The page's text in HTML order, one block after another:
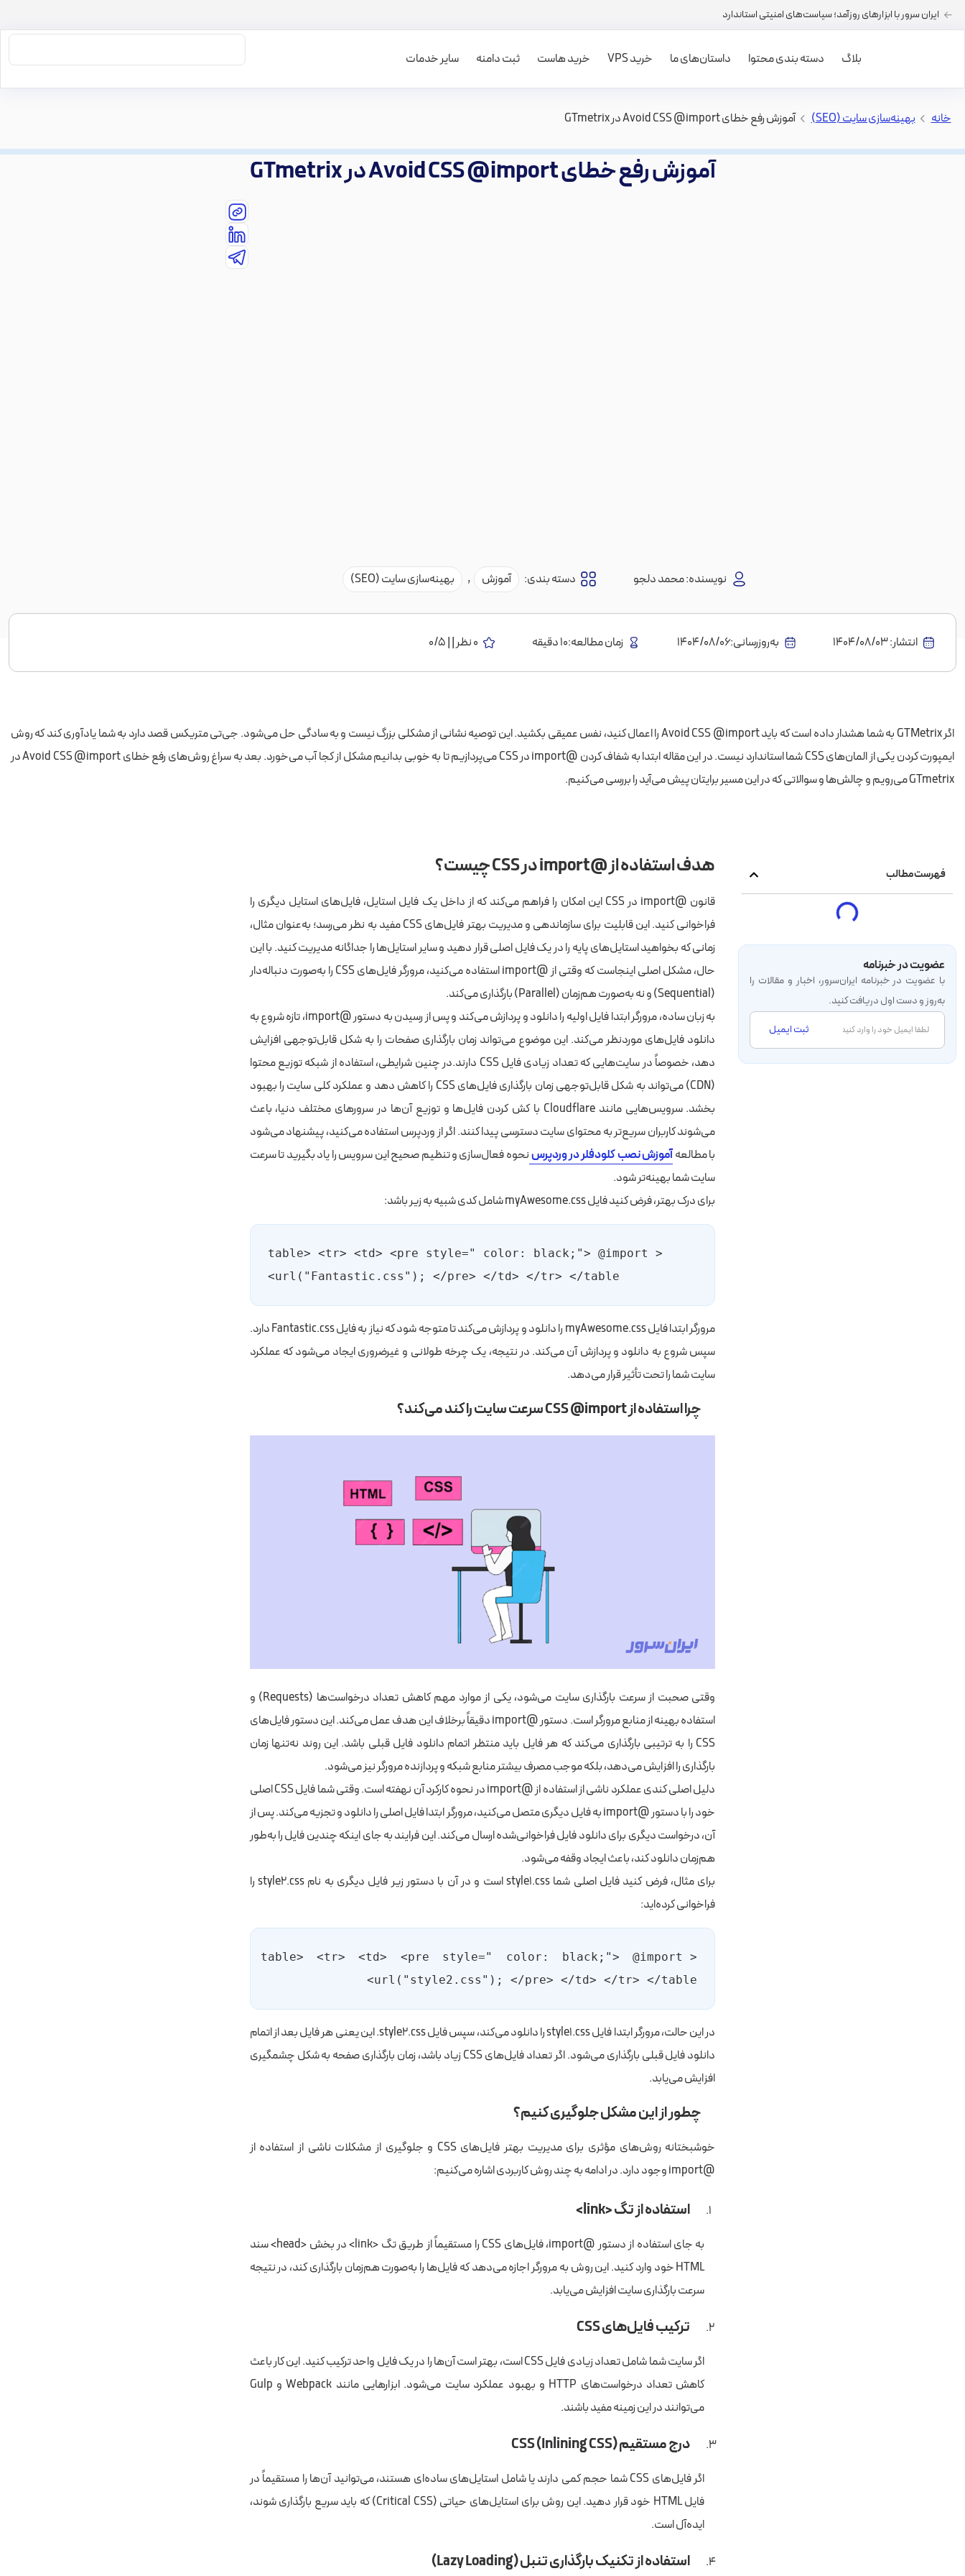
ایران سرور با ابزارهای روزآمد؛ سیاست‌های امنیتی استاندارد
بلاگ دسته بندی محتوا داستان‌های ما خرید VPS خرید هاست ثبت دامنه سایر خدمات
خانه > بهینه‌سازی سایت (SEO) > آموزش رفع خطای Avoid CSS @import در GTmetrix
آموزش رفع خطای Avoid CSS @import در GTmetrix
نویسنده:محمد دلجو دسته بندی: آموزش , بهینه‌سازی سایت (SEO)
انتشار:1404/08/03 به‌روز‌رسانی:۱۴۰۴/۰۸/۰۶ زمان مطالعه:10 دقیقه 0 نظر | | 0/5
اگر GTMetrix به شما هشدار داده‌ است که باید Avoid CSS @import را اعمال کنید، نفس عمیقی بکشید. این توصیه نشانی از مشکلی بزرگ نیست و به سادگی حل می‌شود. جی‌تی متریکس قصد دارد به شما یادآوری کند که روش
ایمپورت کردن یکی از المان‌های CSS شما استاندارد نیست. در این مقاله ابتدا به شفاف کردن @import در CSS می‌پردازیم تا به خوبی بدانیم مشکل از کجا آب می‌خورد. بعد به سراغ روش‌های رفع خطای Avoid CSS @import در
GTmetrix می‌رویم و چالش‌ها و سوالاتی که در این مسیر برایتان پیش می‌آید را بررسی می‌کنیم.
فهرست مطالب
عضویت در خبرنامه
با عضویت در خبرنامه‌ ایران‌سرور، اخبار و مقالات را
به‌روز و دست اول دریافت کنید.
ثبت ایمیل
هدف استفاده از @import در CSS چیست؟
قانون @import در CSS این امکان را فراهم می‌کند که از داخل یک فایل استایل، فایل‌های استایل دیگری را
فراخوانی کنید. این قابلیت برای سازماندهی و مدیریت بهتر فایل‌های CSS مفید به نظر می‌رسد؛ به‌عنوان مثال،
زمانی که بخواهید استایل‌های پایه را در یک فایل اصلی قرار دهید و سایر استایل‌ها را جداگانه مدیریت کنید. با این
حال، مشکل اصلی اینجاست که وقتی از @import استفاده می‌کنید، مرورگر فایل‌های CSS را به‌صورت دنباله‌دار
(Sequential) و نه به‌صورت هم‌زمان (Parallel) بارگذاری می‌کند.
به زبان ساده، مرورگر ابتدا فایل اولیه را دانلود و پردازش می‌کند و پس از رسیدن به دستور @import، تازه شروع به
دانلود فایل‌های موردنظر می‌کند. این موضوع می‌تواند زمان بارگذاری صفحات را به شکل قابل‌توجهی افزایش
دهد، خصوصاً در سایت‌هایی که تعداد زیادی فایل CSS دارند.در چنین شرایطی، استفاده از شبکه توزیع محتوا
(CDN) می‌تواند به شکل قابل‌توجهی زمان بارگذاری فایل‌های CSS را کاهش دهد و عملکرد کلی سایت را بهبود
بخشد. سرویس‌هایی مانند Cloudflare با کش کردن فایل‌ها و توزیع آن‌ها در سرورهای مختلف دنیا، باعث
می‌شوند کاربران سریع‌تر به محتوای سایت دسترسی پیدا کنند. اگر از وردپرس استفاده می‌کنید، پیشنهاد می‌شود
با مطالعهآموزش نصب کلودفلر در وردپرسنحوه فعال‌سازی و تنظیم صحیح این سرویس را یاد بگیرید تا سرعت
سایت شما بهینه‌تر شود.
برای درک بهتر، فرض کنید فایل myAwesome.css شامل کدی شبیه به زیر باشد:
<table> <tr> <td> <pre style=" color: black;"> @import
url("Fantastic.css"); </pre> </td> </tr> </table>
مرورگر ابتدا فایل myAwesome.css را دانلود و پردازش می‌کند تا متوجه شود که نیاز به فایل Fantastic.css دارد.
سپس شروع به دانلود و پردازش آن می‌کند. در نتیجه، یک چرخه طولانی و غیرضروری ایجاد می‌شود که عملکرد
سایت شما را تحت تأثیر قرار می‌دهد.
چرا استفاده از CSS @import سرعت سایت را کند می‌کند؟
وقتی صحبت از سرعت بارگذاری سایت می‌شود، یکی از موارد مهم کاهش تعداد درخواست‌ها (Requests) و
استفاده بهینه از منابع مرورگر است. دستور @import دقیقاً برخلاف این هدف عمل می‌کند. این دستور فایل‌های
CSS را به ترتیبی بارگذاری می‌کند که هر فایل باید منتظر اتمام دانلود فایل قبلی باشد. این روند نه‌تنها زمان
بارگذاری را افزایش می‌دهد، بلکه موجب مصرف بیشتر منابع شبکه و پردازنده مرورگر نیز می‌شود.
دلیل اصلی کندی عملکرد ناشی از استفاده از @import در نحوه کارکرد آن نهفته است. وقتی شما فایل CSS اصلی
خود را با دستور @import به فایل دیگری متصل می‌کنید، مرورگر ابتدا فایل اصلی را دانلود و تجزیه می‌کند. پس از
آن، درخواست دیگری برای دانلود فایل فراخوانی‌شده ارسال می‌کند. این فرایند به جای اینکه چندین فایل را به‌طور
هم‌زمان دانلود کند، باعث ایجاد وقفه می‌شود.
برای مثال، فرض کنید فایل اصلی شما style1.css است و در آن با دستور زیر فایل دیگری به نام style2.css را
فراخوانی کرده‌اید:
<table> <tr> <td> <pre style=" color: black;"> @import
url("style2.css"); </pre> </td> </tr> </table>
در این حالت، مرورگر ابتدا فایل style1.css را دانلود می‌کند، سپس فایل style2.css. این یعنی هر فایل بعد از اتمام
دانلود فایل قبلی بارگذاری می‌شود. اگر تعداد فایل‌های CSS زیاد باشد، زمان بارگذاری صفحه به شکل چشمگیری
افزایش می‌یابد.
چطور از این مشکل جلوگیری کنیم؟
خوشبختانه روش‌های مؤثری برای مدیریت بهتر فایل‌های CSS و جلوگیری از مشکلات ناشی از استفاده از
@import وجود دارد. در ادامه به چند روش کاربردی اشاره می‌کنیم:
استفاده از تگ <link>
به جای استفاده از دستور @import، فایل‌های CSS را مستقیماً از طریق تگ <link> در بخش <head> سند
HTML خود وارد کنید. این روش به مرورگر اجازه می‌دهد که فایل‌ها را به‌صورت هم‌زمان بارگذاری کند، در نتیجه
سرعت بارگذاری سایت افزایش می‌یابد.
ترکیب فایل‌های CSS
اگر سایت شما شامل تعداد زیادی فایل CSS است، بهتر است آن‌ها را در یک فایل واحد ترکیب کنید. این کار باعث
کاهش تعداد درخواست‌های HTTP و بهبود عملکرد سایت می‌شود. ابزارهایی مانند Webpack و Gulp
می‌توانند در این زمینه مفید باشند.
درج مستقیم CSS (Inlining CSS)
اگر فایل‌های CSS شما حجم کمی دارند یا شامل استایل‌های ساده‌ای هستند، می‌توانید آن‌ها را مستقیماً در
فایل HTML خود قرار دهید. این روش برای استایل‌های حیاتی (Critical CSS) که باید سریع بارگذاری شوند،
ایده‌آل است.
استفاده از تکنیک بارگذاری تنبل (Lazy Loading)